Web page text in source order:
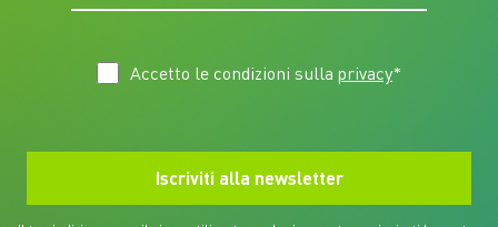
Accetto le condizioni sulla privacy*